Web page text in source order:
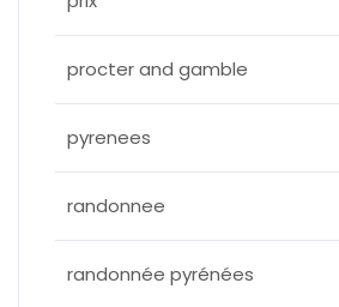
procter and gamble
pyrenees
randonnee
randonnée pyrénées